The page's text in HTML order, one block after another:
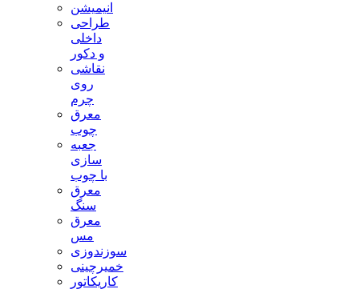
انیمیشن
طراحی
داخلی
و دکور
نقاشی
روی
چرم
معرق
چوب
جعبه
سازی
با چوب
معرق
سنگ
معرق
مس
سوزندوزی
خمیرچینی
کاریکاتور